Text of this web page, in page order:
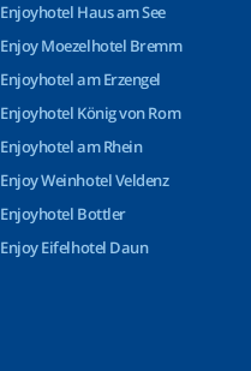
Enjoyhotel Haus am See
Enjoy Moezelhotel Bremm
Enjoyhotel am Erzengel
Enjoyhotel König von Rom
Enjoyhotel am Rhein
Enjoy Weinhotel Veldenz
Enjoyhotel Bottler
Enjoy Eifelhotel Daun